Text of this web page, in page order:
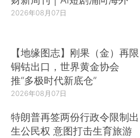
2026年08月07日
【地缘图志】刚果（金）再限
铜钴出口，世界黄金协会
推“多极时代新底仓”
2026年08月07日
特朗普再签两份行政令限制出
生公民权 意图打击生育旅游